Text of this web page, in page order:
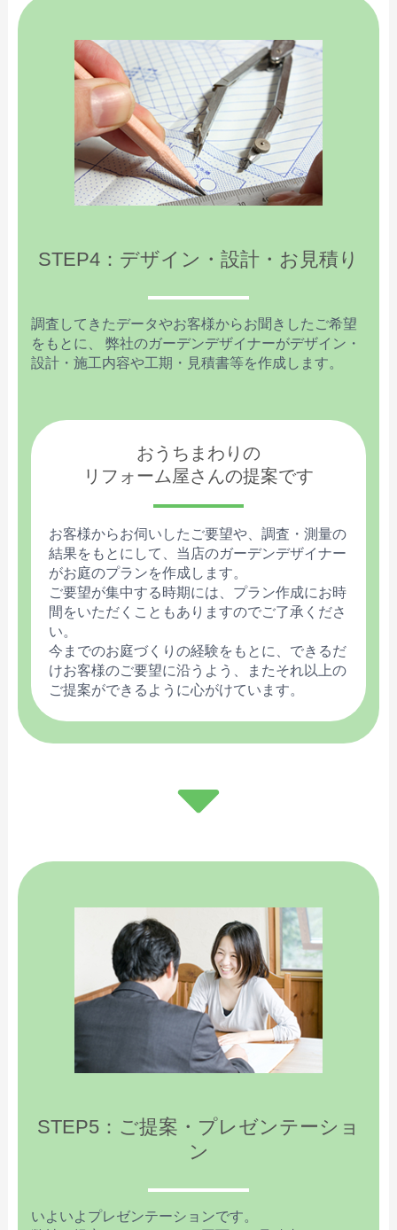
STEP4：デザイン・設計・お見積り
調査してきたデータやお客様からお聞きしたご希望
をもとに、 弊社のガーデンデザイナーがデザイン・
設計・施工内容や工期・見積書等を作成します。
おうちまわりの
リフォーム屋さんの提案です
お客様からお伺いしたご要望や、調査・測量の
結果をもとにして、当店のガーデンデザイナー
がお庭のプランを作成します。
ご要望が集中する時期には、プラン作成にお時
間をいただくこともありますのでご了承くださ
い。
今までのお庭づくりの経験をもとに、できるだ
けお客様のご要望に沿うよう、またそれ以上の
ご提案ができるように心がけています。
STEP5：ご提案・プレゼンテーショ
ン
いよいよプレゼンテーションです。